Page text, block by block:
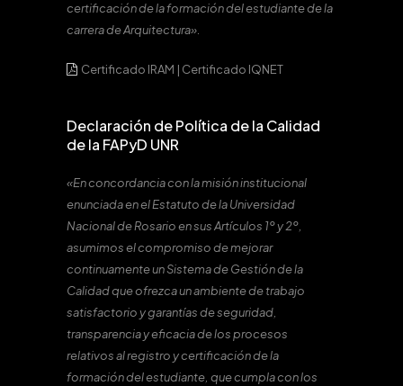
certificación de la formación del estudiante de la
carrera de Arquitectura».
Certificado IRAM | Certificado IQNET
Declaración de Política de la Calidad
de la FAPyD UNR
«En concordancia con la misión institucional
enunciada en el Estatuto de la Universidad
Nacional de Rosario en sus Artículos 1º y 2º,
asumimos el compromiso de mejorar
continuamente un Sistema de Gestión de la
Calidad que ofrezca un ambiente de trabajo
satisfactorio y garantías de seguridad,
transparencia y eficacia de los procesos
relativos al registro y certificación de la
formación del estudiante, que cumpla con los